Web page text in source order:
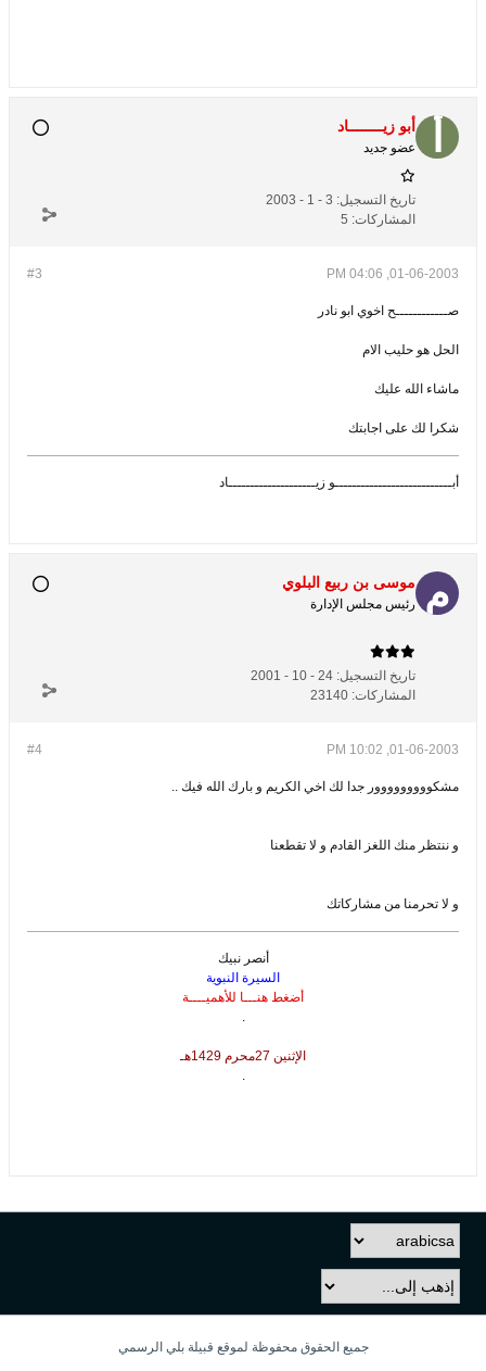
أبو زيــــــــاد
عضو جديد
تاريخ التسجيل: 3 - 1 - 2003
المشاركات: 5
#3 01-06-2003, 04:06 PM
صــــــــــــح اخوي ابو نادر
الحل هو حليب الام
ماشاء الله عليك
شكرا لك على اجابتك
أبـــــــــــــــــــــــــــو زيــــــــــــــــــــاد
موسى بن ربيع البلوي
رئيس مجلس الإدارة
تاريخ التسجيل: 24 - 10 - 2001
المشاركات: 23140
#4 01-06-2003, 10:02 PM
مشكووووووووور جدا لك اخي الكريم و بارك الله فيك ..
و ننتظر منك اللغز القادم و لا تقطعنا
و لا تحرمنا من مشاركاتك
أنصر نبيك
السيرة النبوية
أضغط هنـــا للأهميــــة
.
الإثنين 27محرم 1429هـ
.
جميع الحقوق محفوظة لموقع قبيلة بلي الرسمي